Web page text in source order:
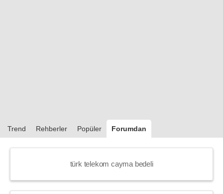
Trend Rehberler Popüler Forumdan
türk telekom cayma bedeli